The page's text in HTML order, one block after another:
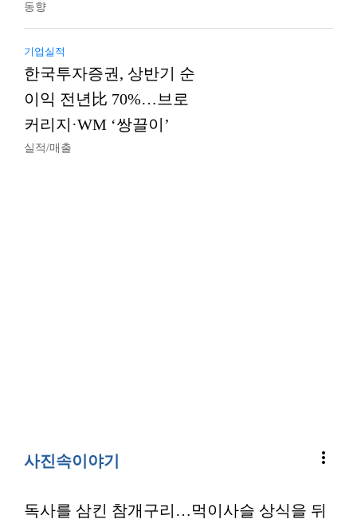
동향
기업실적
한국투자증권, 상반기 순
이익 전년比 70%…브로
커리지·WM ‘쌍끌이’
실적/매출
사진속이야기 more_vert
독사를 삼킨 참개구리…먹이사슬 상식을 뒤